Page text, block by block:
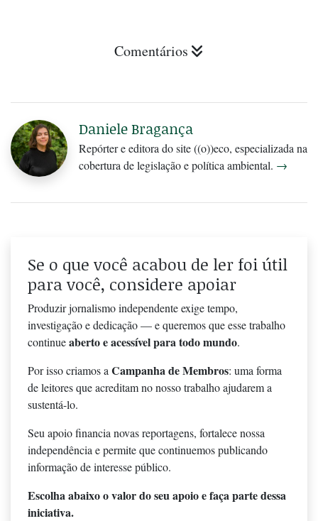
Comentários
Daniele Bragança
Repórter e editora do site ((o))eco, especializada na
cobertura de legislação e política ambiental. →
Se o que você acabou de ler foi útil
para você, considere apoiar
Produzir jornalismo independente exige tempo,
investigação e dedicação — e queremos que esse trabalho
continueaberto e acessível para todo mundo.
Por isso criamos a Campanha de Membros: uma forma
de leitores que acreditam no nosso trabalho ajudarem a
sustentá-lo.
Seu apoio financia novas reportagens, fortalece nossa
independência e permite que continuemos publicando
informação de interesse público.
Escolha abaixo o valor do seu apoio e faça parte dessa
iniciativa.